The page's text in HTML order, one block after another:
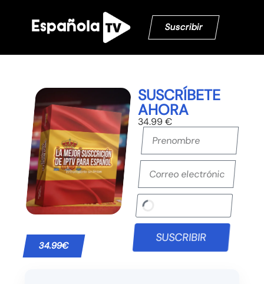
Suscribir
34.99€
SUSCRÍBETE
AHORA
34.99 €
SUSCRIBIR